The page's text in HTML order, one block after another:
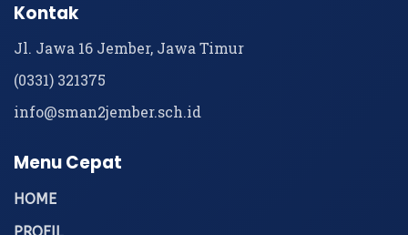
Kontak
Jl. Jawa 16 Jember, Jawa Timur
(0331) 321375
info@sman2jember.sch.id
Menu Cepat
HOME